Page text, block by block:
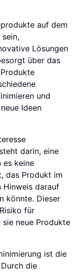
auf dem
Lösungen
über das
und
Ideen
darin, eine
es keine
das Produkt im
Hinweis darauf
könnte. Dieser
für
neue Produkte
ist die
die